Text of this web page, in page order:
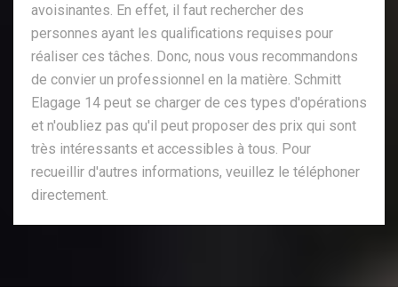
avoisinantes. En effet, il faut rechercher des
personnes ayant les qualifications requises pour
réaliser ces tâches. Donc, nous vous recommandons
de convier un professionnel en la matière. Schmitt
Elagage 14 peut se charger de ces types d'opérations
et n'oubliez pas qu'il peut proposer des prix qui sont
très intéressants et accessibles à tous. Pour
recueillir d'autres informations, veuillez le téléphoner
directement.